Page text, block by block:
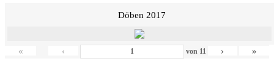
Döben 2017
« ‹ von 11 › »